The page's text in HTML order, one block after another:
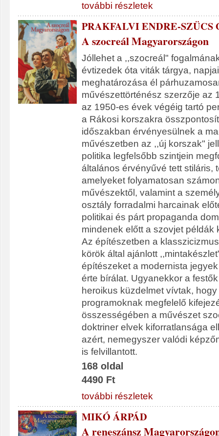
további részletek
PRAKFALVI ENDRE-SZÜCS
A szocreál Magyarországon
Jóllehet a ,,szocreál"
évtizedek óta viták tárgya,
meghatározása él
művészettörténész szerzője az
az 1950-es évek végéig tartó
a Rákosi korszakra
időszakban érvényesülnek a
művészetben az ,,új korszak"
politika legfelsőbb szintjein
általános érvényűvé tett stiláris,
amelyeket folyamatosan
művészektől, valamint a
osztály forradalmi harcainak
politikai és párt propaganda
mindenek előtt a szovjet példák
Az építészetben a
körök által ajánlott
építészeket a modernista
érte bírálat. Ugyanekkor a
heroikus küzdelmet vívtak,
programoknak megfelelő
összességében a művészet
doktriner elvek kiforratlansága
azért, nemegyszer valódi
is felvillantott.
168 oldal
4490 Ft
további részletek
MIKÓ ÁRPÁD
A reneszánsz